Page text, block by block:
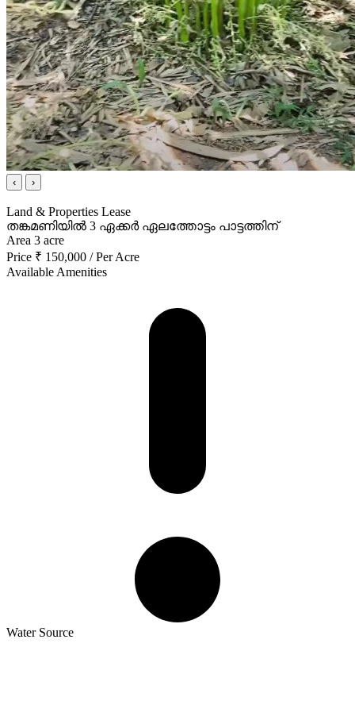
‹ ›
Land & Properties Lease
തങ്കമണിയിൽ 3 ഏക്കർ ഏലത്തോട്ടം പാട്ടത്തിന്
Area 3 acre
Price ₹ 150,000 /Per Acre
Available Amenities
Water Source